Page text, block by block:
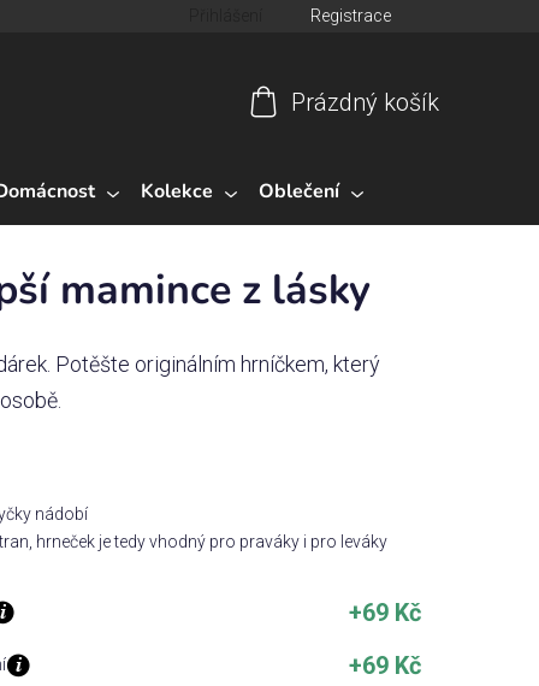
Registrace
košík
Prázdný košík
Kolekce Oblečení
mamince z lásky
Potěšte originálním hrníčkem, který
nádobí
hrneček je tedy vhodný pro praváky i pro leváky
+69 Kč
+69 Kč